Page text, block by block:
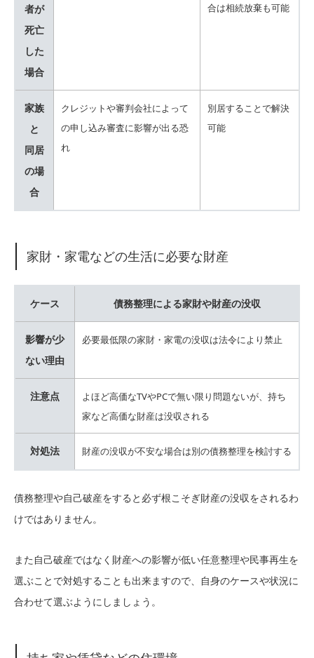
者が
死亡
した
場合
合は相続放棄も可能
家族
と
同居
の場
合
クレジットや審判会社によって
の申し込み審査に影響が出る恐
れ
別居することで解決
可能
家財・家電などの生活に必要な財産
ケース 債務整理による家財や財産の没収
影響が少
ない理由
必要最低限の家財・家電の没収は法令により禁止
注意点
よほど高価なTVやPCで無い限り問題ないが、持ち
家など高価な財産は没収される
対処法 財産の没収が不安な場合は別の債務整理を検討する
債務整理や自己破産をすると必ず根こそぎ財産の没収をされるわ
けではありません。
また自己破産ではなく財産への影響が低い任意整理や民事再生を
選ぶことで対処することも出来ますので、自身のケースや状況に
合わせて選ぶようにしましょう。